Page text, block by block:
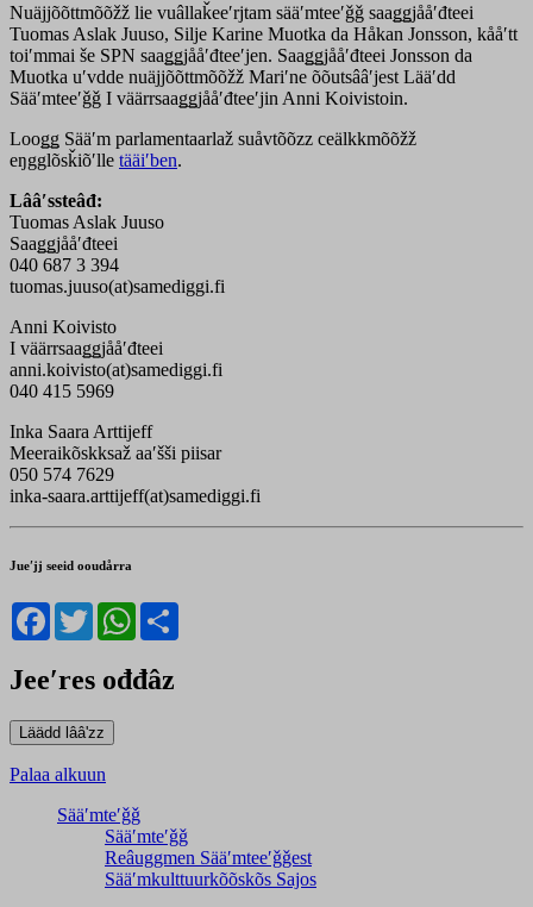
Nuäjjõõttmõõžž lie vuâllaǩeeʹrjtam sääʹmteeʹǧǧ saaǥǥjååʹđteei
Tuomas Aslak Juuso, Silje Karine Muotka da Håkan Jonsson, kååʹtt
toiʹmmai še SPN saaǥǥjååʹđteeʹjen. Saaǥǥjååʹđteei Jonsson da
Muotka uʹvdde nuäjjõõttmõõžž Mariʹne õõutsââʹjest Lääʹdd
Sääʹmteeʹǧǧ I väärrsaaǥǥjååʹđteeʹjin Anni Koivistoin.
Looǥǥ Sääʹm parlamentaarlaž suåvtõõzz ceälkkmõõžž
eŋgglõsǩiõʹlle tääiʹben.
Lââʹssteâđ:
Tuomas Aslak Juuso
Saaǥǥjååʹđteei
040 687 3 394
tuomas.juuso(at)samediggi.fi
Anni Koivisto
I väärrsaaǥǥjååʹđteei
anni.koivisto(at)samediggi.fi
040 415 5969
Inka Saara Arttijeff
Meeraikõskksaž aaʹšši piisar
050 574 7629
inka-saara.arttijeff(at)samediggi.fi
Jueʹjj seeid ooudårra
Facebook
TwitterWhatsApp
Jeeʹres ođđâz
Palaa alkuun
Sääʹmteʹǧǧ
Sääʹmteʹǧǧ
Reâuggmen Sääʹmteeʹǧǧest
Sääʹmkulttuurkõõskõs Sajos